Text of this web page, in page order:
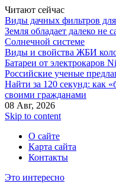
Читают сейчас
Виды дачных фильтров
Земля обладает далеко
Солнечной системе
Виды и свойства ЖБИ
Батареи от электрокаров
Российские ученые
Найти за 120 секунд: как
своими гражданами
08 Авг, 2026
Skip to content
О сайте
Карта сайта
Контакты
Это интересно